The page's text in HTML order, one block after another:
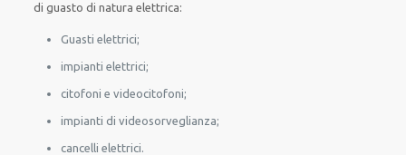
di guasto di natura elettrica:
Guasti elettrici;
impianti elettrici;
citofoni e videocitofoni;
impianti di videosorveglianza;
cancelli elettrici.